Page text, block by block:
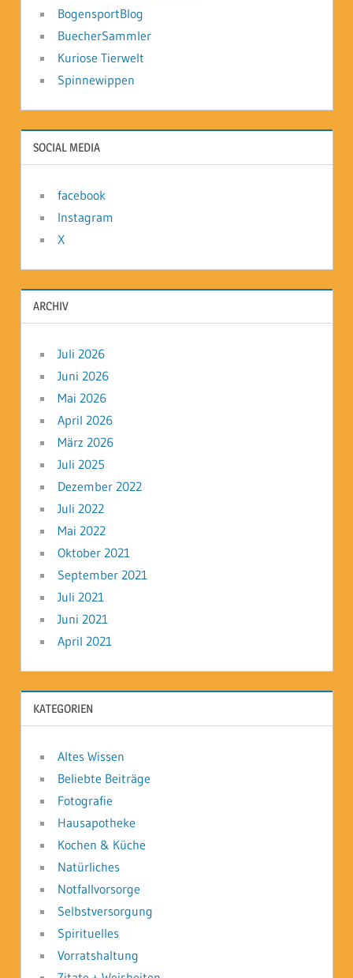
BogensportBlog
BuecherSammler
Kuriose Tierwelt
Spinnewippen
SOCIAL MEDIA
facebook
Instagram
X
ARCHIV
Juli 2026
Juni 2026
Mai 2026
April 2026
März 2026
Juli 2025
Dezember 2022
Juli 2022
Mai 2022
Oktober 2021
September 2021
Juli 2021
Juni 2021
April 2021
KATEGORIEN
Altes Wissen
Beliebte Beiträge
Fotografie
Hausapotheke
Kochen & Küche
Natürliches
Notfallvorsorge
Selbstversorgung
Spirituelles
Vorratshaltung